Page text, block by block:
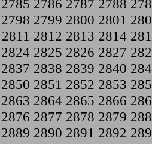
2785 2786 2787 2788
2798 2799 2800 2801
2811 2812 2813 2814
2824 2825 2826 2827
2837 2838 2839 2840
2850 2851 2852 2853
2863 2864 2865 2866
2876 2877 2878 2879
2889 2890 2891 2892